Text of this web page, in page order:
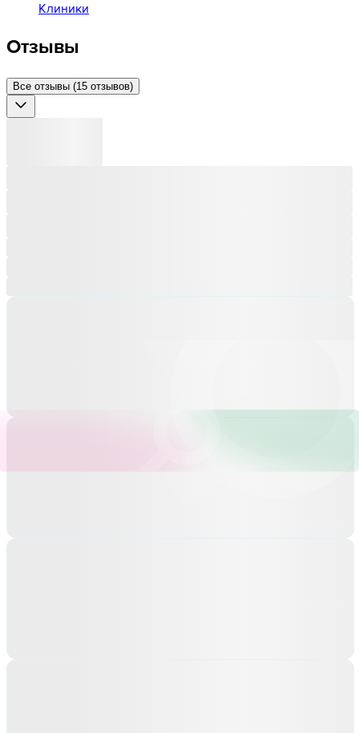
Клиники
Отзывы
Все отзывы (15 отзывов)